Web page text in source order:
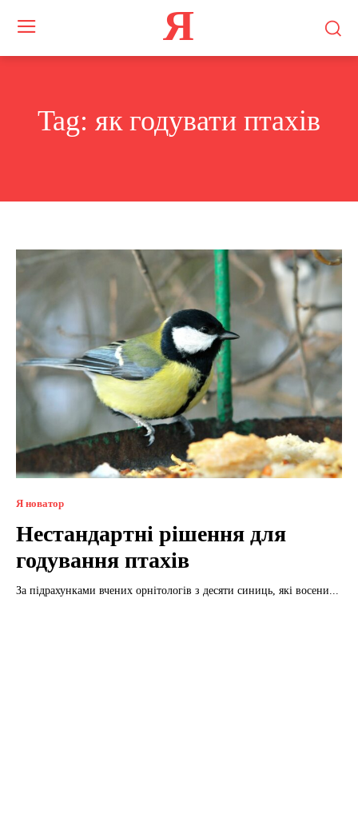
Я
Tag: як годувати птахів
Я новатор
Нестандартні рішення для
годування птахів
За підрахунками вчених орнітологів з десяти синиць, які восени...